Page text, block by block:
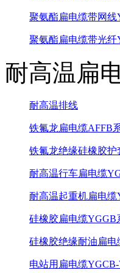
聚氨酯扁电缆带网线
聚氨酯扁电缆带光纤
耐高温扁
耐高温排线
铁氟龙扁电缆AFFB
铁氟龙绝缘硅橡胶护
耐高温行车扁电缆
耐高温起重机扁电缆
硅橡胶扁电缆YGGB
硅橡胶绝缘耐油扁电
电站用扁电缆YGCB-